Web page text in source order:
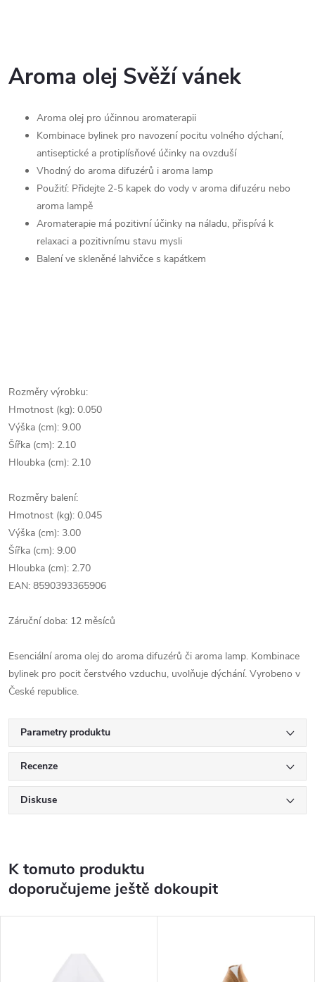
Aroma olej Svěží vánek
Aroma olej pro účinnou aromaterapii
Kombinace bylinek pro navození pocitu volného dýchaní,
antiseptické a protiplísňové účinky na ovzduší
Vhodný do aroma difuzérů i aroma lamp
Použití: Přidejte 2-5 kapek do vody v aroma difuzéru nebo
aroma lampě
Aromaterapie má pozitivní účinky na náladu, přispívá k
relaxaci a pozitivnímu stavu mysli
Balení ve skleněné lahvičce s kapátkem
Rozměry výrobku:
Hmotnost (kg): 0.050
Výška (cm): 9.00
Šířka (cm): 2.10
Hloubka (cm): 2.10
Rozměry balení:
Hmotnost (kg): 0.045
Výška (cm): 3.00
Šířka (cm): 9.00
Hloubka (cm): 2.70
EAN: 8590393365906
Záruční doba: 12 měsíců
Esenciální aroma olej do aroma difuzérů či aroma lamp. Kombinace
bylinek pro pocit čerstvého vzduchu, uvolňuje dýchání. Vyrobeno v
České republice.
Parametry produktu
Recenze
Diskuse
K tomuto produktu
doporučujeme ještě dokoupit